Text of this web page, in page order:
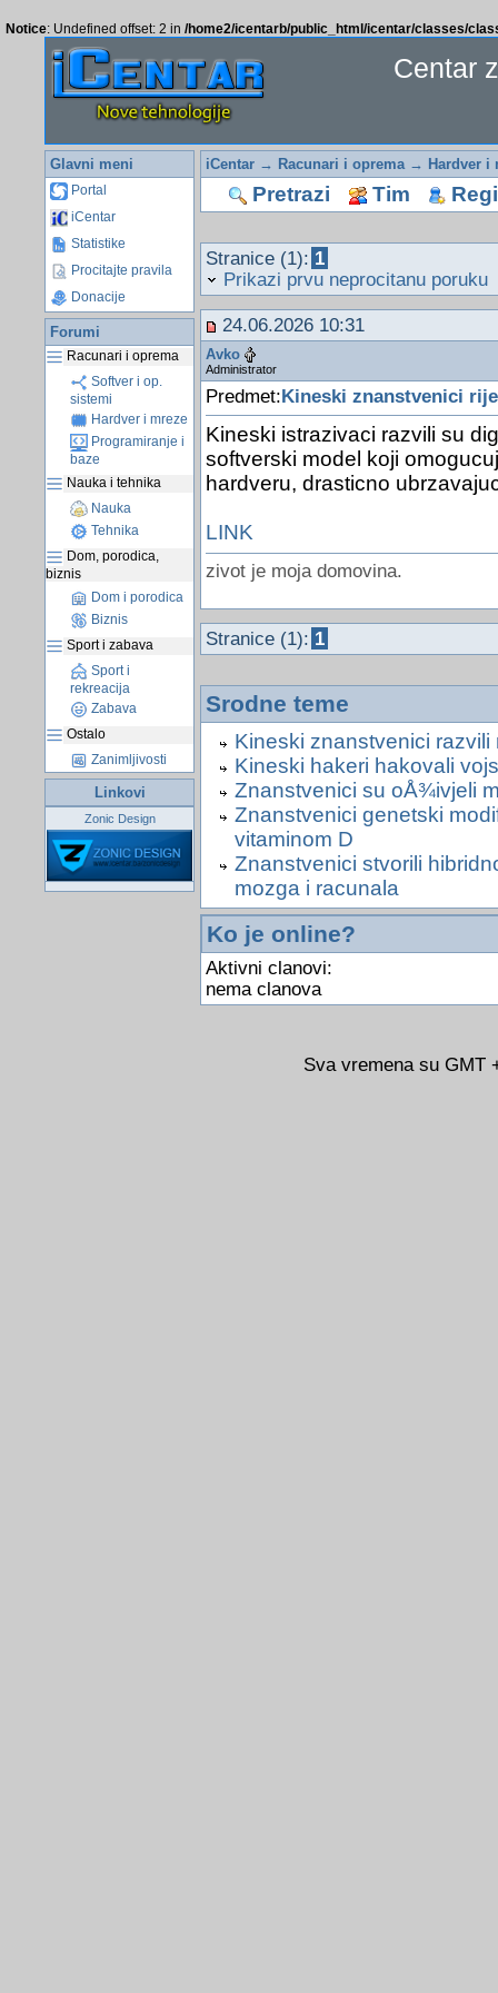
Notice: Undefined offset: 2 in /home2/icentarb/public_html/icentar/classes/
Centar
Glavni meni
Portal
iCentar
Statistike
Procitajte pravila
Donacije
Forumi
Racunari i oprema
Softver i op.
sistemi
Hardver i mreze
Programiranje i
baze
Nauka i tehnika
Nauka
Tehnika
Dom, porodica,
biznis
Dom i porodica
Biznis
Sport i zabava
Sport i
rekreacija
Zabava
Ostalo
Zanimljivosti
Linkovi
Zonic Design
iCentar→ Racunari i oprema→ Hardver i
Pretrazi Tim
Stranice (1): 1
Prikazi prvu neprocitanu poruku
24.06.2026 10:31
Avko
Administrator
Predmet: Kineski znanstvenici
Kineski istrazivaci razvili su
softverski model koji
hardveru, drasticno
LINK
zivot je moja domovina.
Stranice (1): 1
Srodne teme
Kineski znanstvenici
Kineski hakeri hakovali
Znanstvenici su oÅ¾ivjeli
Znanstvenici genetski
vitaminom D
Znanstvenici stvorili
mozga i racunala
Ko je online?
Aktivni clanovi:
nema clanova
Sva vremena su GMT